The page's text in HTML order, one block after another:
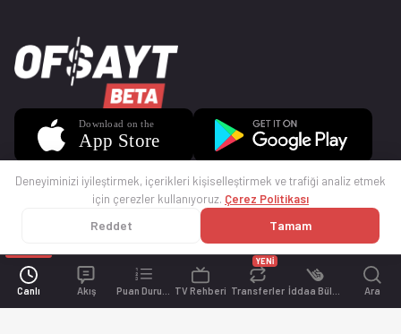
Canlı Akış TV Rehberi Transferler
YENİ
Ara
© 2025 Ofsayt
Deneyiminizi iyileştirmek, içerikleri kişiselleştirmek ve trafiği analiz etmek
için çerezler kullanıyoruz. Çerez Politikası
Reddet Tamam